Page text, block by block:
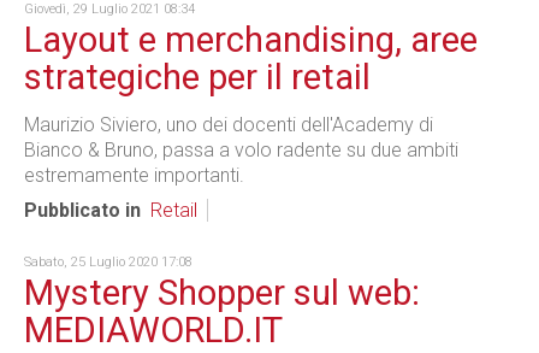
Giovedì, 29 Luglio 2021 08:34
Layout e merchandising, aree
strategiche per il retail
Maurizio Siviero, uno dei docenti dell'Academy di
Bianco & Bruno, passa a volo radente su due ambiti
estremamente importanti.
Pubblicato in Retail
Sabato, 25 Luglio 2020 17:08
Mystery Shopper sul web:
MEDIAWORLD.IT